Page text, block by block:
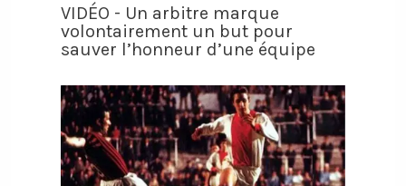
VIDÉO - Un arbitre marque
volontairement un but pour
sauver l’honneur d’une équipe